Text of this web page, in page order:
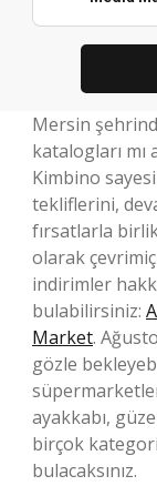
Mersin
katalogları mı
Kimbino
tekliflerini,
fırsatlarla
olarak
indirimler
bulabilirsiniz:
Market.
gözle
ayakkabı,
birçok
bulacaksınız.